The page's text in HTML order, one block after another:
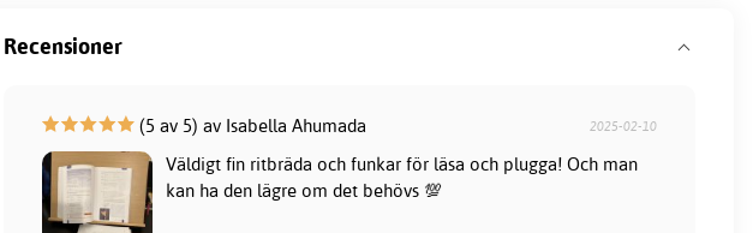
Recensioner
(5 av 5) av Isabella Ahumada 2025-02-10
Väldigt fin ritbräda och funkar för läsa och plugga! Och man
kan ha den lägre om det behövs 💯